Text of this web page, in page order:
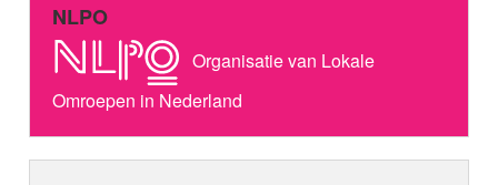
NLPO
Organisatie van Lokale
Omroepen in Nederland